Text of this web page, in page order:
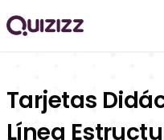
Tarjetas
Línea